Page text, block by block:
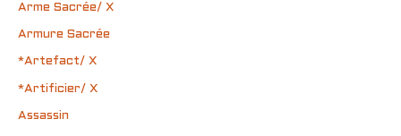
Arme Sacrée/ X
Armure Sacrée
*Artefact/ X
*Artificier/ X
Assassin